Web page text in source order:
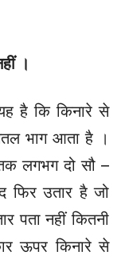
।
है कि किनारे से
भाग आता है ।
लगभग दो सौ –
फिर उतार है जो
पता नहीं कितनी
ऊपर किनारे से